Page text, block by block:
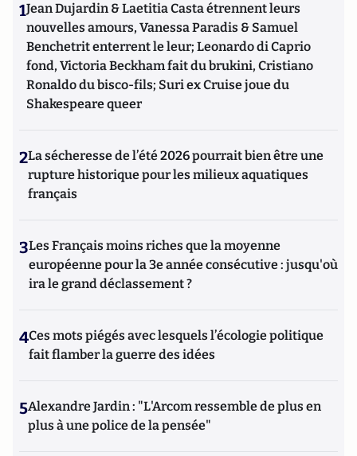
1Jean Dujardin & Laetitia Casta étrennent leurs
nouvelles amours, Vanessa Paradis & Samuel
Benchetrit enterrent le leur; Leonardo di Caprio
fond, Victoria Beckham fait du brukini, Cristiano
Ronaldo du bisco-fils; Suri ex Cruise joue du
Shakespeare queer
2La sécheresse de l’été 2026 pourrait bien être une
rupture historique pour les milieux aquatiques
français
3Les Français moins riches que la moyenne
européenne pour la 3e année consécutive : jusqu'où
ira le grand déclassement ?
4Ces mots piégés avec lesquels l’écologie politique
fait flamber la guerre des idées
5Alexandre Jardin : "L'Arcom ressemble de plus en
plus à une police de la pensée"